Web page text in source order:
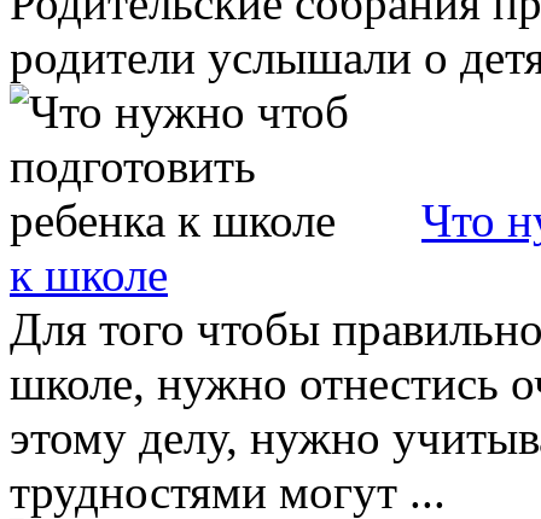
родители услышали о
Что
к школе
Для того чтобы
школе, нужно отнестись
этому делу, нужно
трудностями могут ...